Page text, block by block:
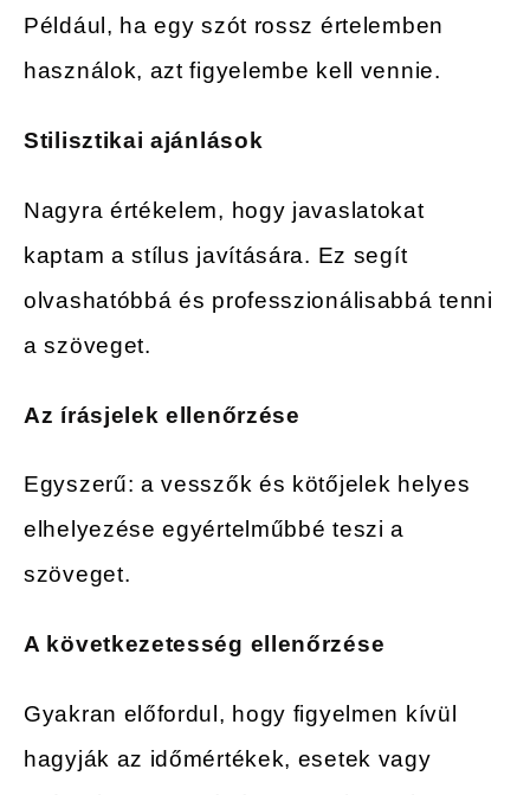
Például, ha egy szót rossz értelemben
használok, azt figyelembe kell vennie.
Stilisztikai ajánlások
Nagyra értékelem, hogy javaslatokat
kaptam a stílus javítására. Ez segít
olvashatóbbá és professzionálisabbá tenni
a szöveget.
Az írásjelek ellenőrzése
Egyszerű: a vesszők és kötőjelek helyes
elhelyezése egyértelműbbé teszi a
szöveget.
A következetesség ellenőrzése
Gyakran előfordul, hogy figyelmen kívül
hagyják az időmértékek, esetek vagy